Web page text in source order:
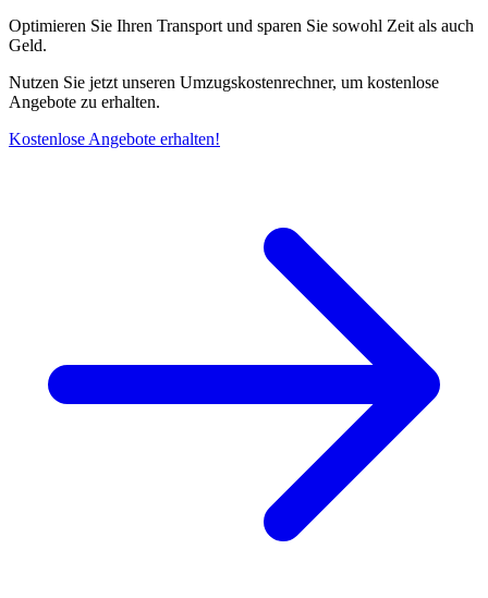
Optimieren Sie Ihren Transport und sparen Sie sowohl Zeit als auch
Geld.
Nutzen Sie jetzt unseren Umzugskostenrechner, um kostenlose
Angebote zu erhalten.
Kostenlose Angebote erhalten!